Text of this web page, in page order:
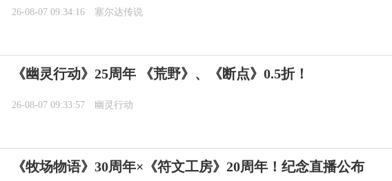
26-08-07 09:34:16 塞尔达传说
《幽灵行动》25周年 《荒野》、《断点》0.5折！
26-08-07 09:33:57 幽灵行动
《牧场物语》30周年×《符文工房》20周年！纪念直播公布